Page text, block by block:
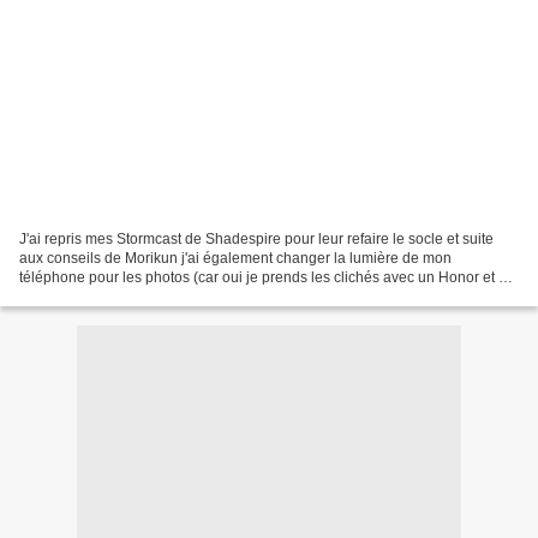
J'ai repris mes Stormcast de Shadespire pour leur refaire le socle et suite
aux conseils de Morikun j'ai également changer la lumière de mon
téléphone pour les photos (car oui je prends les clichés avec un Honor et du